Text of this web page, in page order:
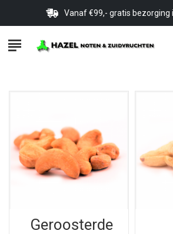
Vanaf €99,- gratis bezorging
Geroosterde